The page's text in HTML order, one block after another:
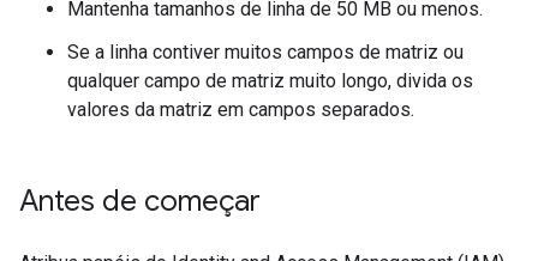
Mantenha tamanhos de linha de 50 MB ou menos.
Se a linha contiver muitos campos de matriz ou
qualquer campo de matriz muito longo, divida os
valores da matriz em campos separados.
Antes de começar